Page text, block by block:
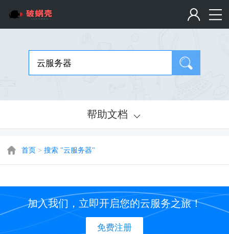
帮助文档
首页 > 搜索 "云服务器"
加入我们，立即开启您的云服务之旅！
免费注册